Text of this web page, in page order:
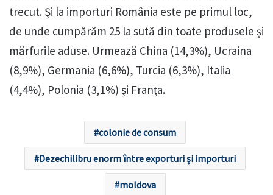
trecut. Și la importuri România este pe primul loc,
de unde cumpărăm 25 la sută din toate produsele și
mărfurile aduse. Urmează China (14,3%), Ucraina
(8,9%), Germania (6,6%), Turcia (6,3%), Italia
(4,4%), Polonia (3,1%) și Franța.
colonie de consum
Dezechilibru enorm între exporturi și importuri
moldova